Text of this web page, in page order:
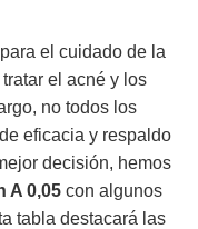
el cuidado de la
el acné y los
no todos los
eficacia y respaldo
decisión, hemos
A 0,05 con algunos
tabla destacará las